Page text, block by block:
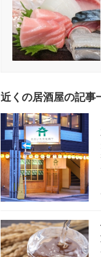
近くの居酒屋の記事